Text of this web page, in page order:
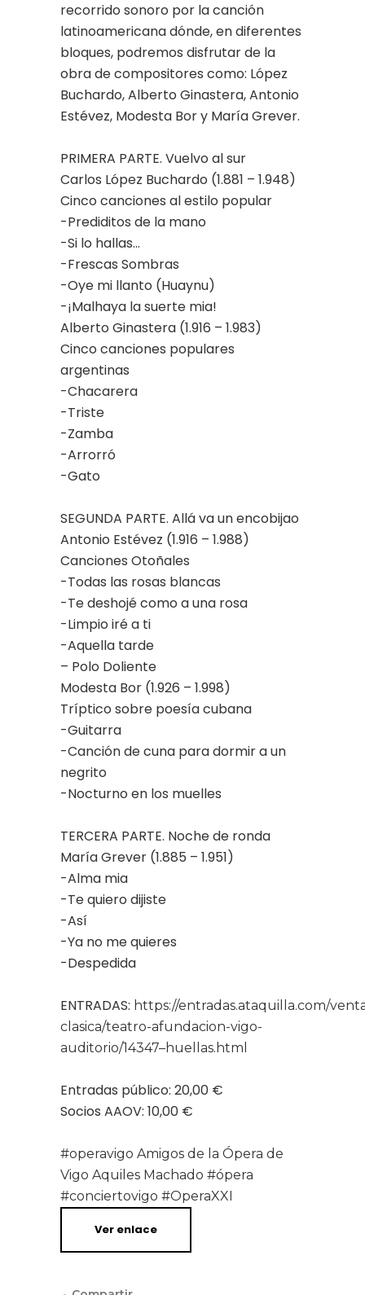
recorrido sonoro por la canción
latinoamericana dónde, en diferentes
bloques, podremos disfrutar de la
obra de compositores como: López
Buchardo, Alberto Ginastera, Antonio
Estévez, Modesta Bor y María Grever.
PRIMERA PARTE. Vuelvo al sur
Carlos López Buchardo (1.881 – 1.948)
Cinco canciones al estilo popular
-Prediditos de la mano
-Si lo hallas…
-Frescas Sombras
-Oye mi llanto (Huaynu)
-¡Malhaya la suerte mia!
Alberto Ginastera (1.916 – 1.983)
Cinco canciones populares
argentinas
-Chacarera
-Triste
-Zamba
-Arrorró
-Gato
SEGUNDA PARTE. Allá va un encobijao
Antonio Estévez (1.916 – 1.988)
Canciones Otoñales
-Todas las rosas blancas
-Te deshojé como a una rosa
-Limpio iré a ti
-Aquella tarde
– Polo Doliente
Modesta Bor (1.926 – 1.998)
Tríptico sobre poesía cubana
-Guitarra
-Canción de cuna para dormir a un
negrito
-Nocturno en los muelles
TERCERA PARTE. Noche de ronda
María Grever (1.885 – 1.951)
-Alma mia
-Te quiero dijiste
-Así
-Ya no me quieres
-Despedida
ENTRADAS: https://entradas.ataquilla.com/
clasica/teatro-afundacion-vigo-
auditorio/14347–huellas.html
Entradas público: 20,00 €
Socios AAOV: 10,00 €
#operavigo Amigos de la Ópera de
Vigo Aquiles Machado #ópera
#conciertovigo #OperaXXI
Ver enlace